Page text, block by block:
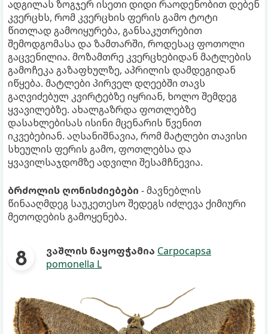
ადგილას ზოგჯერ ისეთი დიდი რაოდენობით დებენ
კვერცხს, რომ კვერცხის ფერის გამო ტოტი
წითლად გამოიყურება, განსაკუთრებით
შემოდგომასა და ზამთარში, როდესაც ფოთოლი
გაცვენილია. მოზამთრე კვერცხებიდან მატლების
გამოჩეკა გაზაფხულზე, აპრილის დამდეგიდან
იწყება. მატლები პირველ დღეებში თავს
გაღვიძებულ კვირტებზე იყრიან, ხოლო შემდეგ
ყვავილებზე. ახალგაზრდა ფოთლებზე
დასახლებისას ისინი მცენარის წვენით
იკვებებიან. აღსანიშნავია, რომ მატლები თავისი
სხეულის ფერის გამო, ფოთლებსა და
ყვავილსაჯდომზე ადვილი შესამჩნევია.
ბრძოლის ღონისძიებები - მავნებლის
წინააღმდეგ საუკეთესო შედეგს იძლევა ქიმიური
მეთოდების გამოყენება.
ვაშლის ნაყოფჭამია Carpocapsa
pomonella L